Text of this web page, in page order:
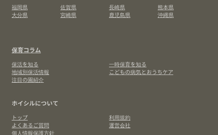
福岡県
佐賀県 長崎県
熊本県
大分県
宮崎県 鹿児島県 沖縄県
保育コラム
保活を知る
一時保育を知る
地域別保活情報
こどもの病気とおうちケア
注目の園紹介
ホイシルについて
トップ
利用規約
よくあるご質問
運営会社
個人情報保護方針